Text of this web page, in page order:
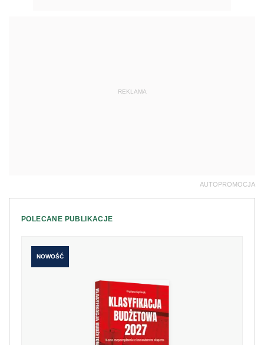
REKLAMA
AUTOPROMOCJA
POLECANE PUBLIKACJE
NOWOŚĆ